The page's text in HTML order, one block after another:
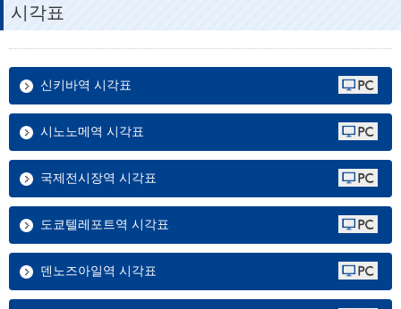
시각표
신키바역 시각표
시노노메역 시각표
국제전시장역 시각표
도쿄텔레포트역 시각표
덴노즈아일역 시각표